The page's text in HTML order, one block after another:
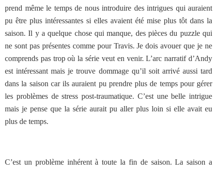
prend même le temps de nous introduire des intrigues qui auraient
pu être plus intéressantes si elles avaient été mise plus tôt dans la
saison. Il y a quelque chose qui manque, des pièces du puzzle qui
ne sont pas présentes comme pour Travis. Je dois avouer que je ne
comprends pas trop où la série veut en venir. L’arc narratif d’Andy
est intéressant mais je trouve dommage qu’il soit arrivé aussi tard
dans la saison car ils auraient pu prendre plus de temps pour gérer
les problèmes de stress post-traumatique. C’est une belle intrigue
mais je pense que la série aurait pu aller plus loin si elle avait eu
plus de temps.
C’est un problème inhérent à toute la fin de saison. La saison a